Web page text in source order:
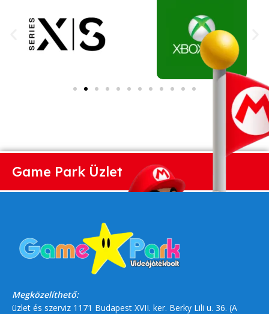
Game Park Üzlet
Megközelíthető:
üzlet és szerviz 1171 Budapest XVII. ker. Berky Lili u. 36. (A